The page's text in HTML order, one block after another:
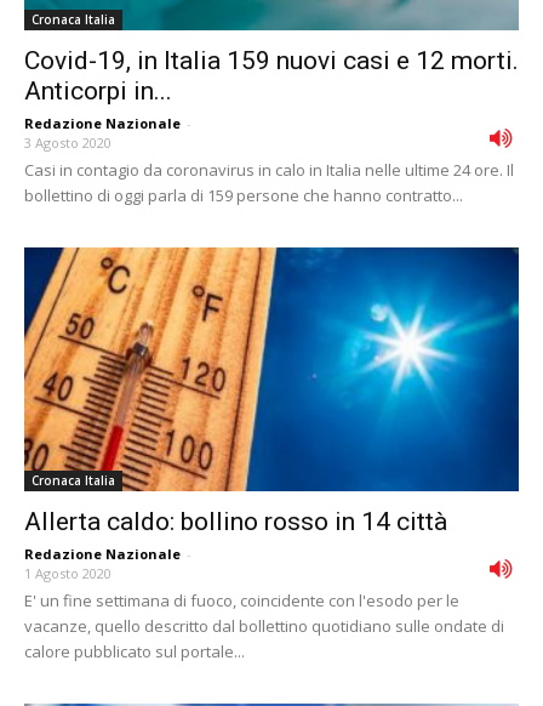
Cronaca Italia
Covid-19, in Italia 159 nuovi casi e 12 morti.
Anticorpi in...
Redazione Nazionale -
3 Agosto 2020
Casi in contagio da coronavirus in calo in Italia nelle ultime 24 ore. Il
bollettino di oggi parla di 159 persone che hanno contratto...
Cronaca Italia
Allerta caldo: bollino rosso in 14 città
Redazione Nazionale -
1 Agosto 2020
E' un fine settimana di fuoco, coincidente con l'esodo per le
vacanze, quello descritto dal bollettino quotidiano sulle ondate di
calore pubblicato sul portale...